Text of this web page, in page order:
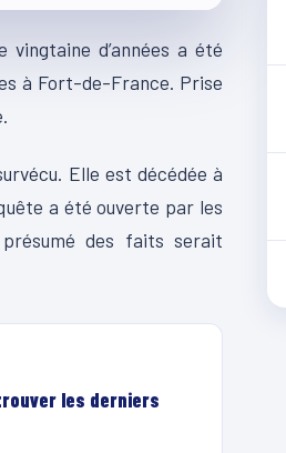
d’années a été
à Fort-de-France. Prise
Elle est décédée à
a été ouverte par les
des faits serait
les derniers